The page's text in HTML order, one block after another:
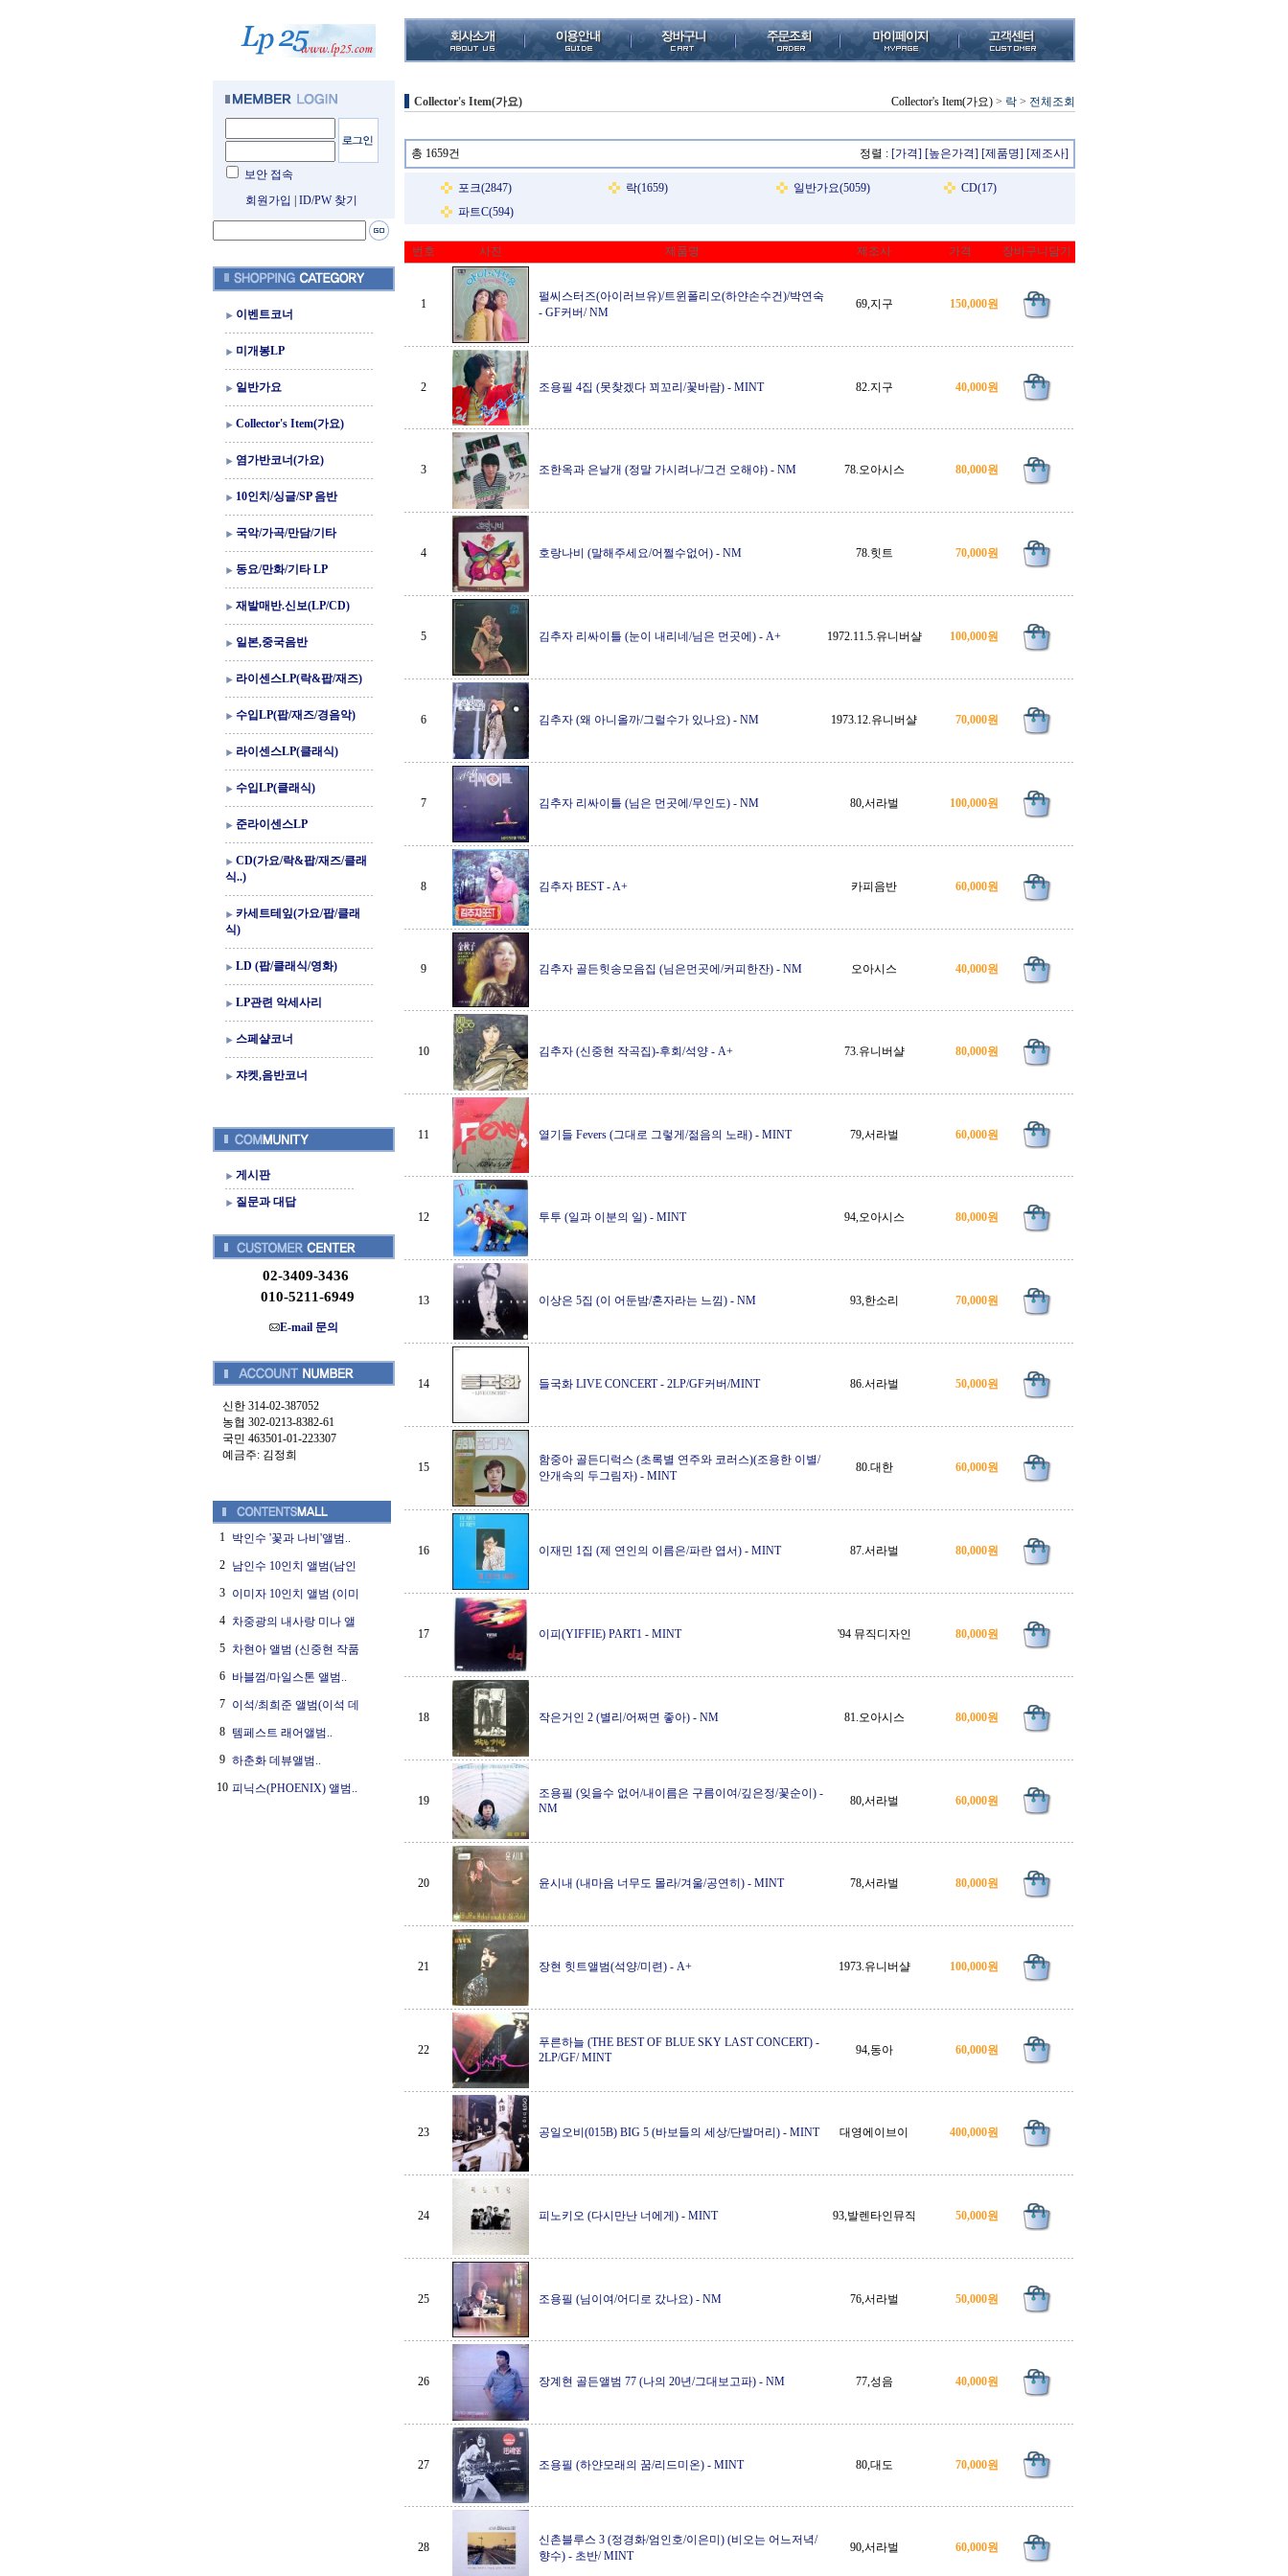
보안 접속
회원가입
ID/PW 찾기
이벤트코너
미개봉LP
일반가요
Collector's Item(가요)
염가반코너(가요)
10인치/싱글/SP 음반
국악/가곡/만담/기타
동요/만화/기타 LP
재발매반.신보(LP/CD)
일본,중국음반
라이센스LP(락&팝/재즈)
수입LP(팝/재즈/경음악)
라이센스LP(클래식)
수입LP(클래식)
준라이센스LP
CD(가요/락&팝/재즈/클래
식..)
카세트테잎(가요/팝/클래
식)
LD (팝/클래식/영화)
LP관련 악세사리
스페샬코너
쟈켓,음반코너
게시판
질문과 대답
02-3409-3436
010-5211-6949
E-mail 문의
신한 314-02-387052
농협 302-0213-8382-61
국민 463501-01-223307
예금주: 김정희
1 박인수 '꽃과 나비'앨범..
2 남인수 10인치 앨범(남인
3 이미자 10인치 앨범 (이미
4 차중광의 내사랑 미나 앨
5 차현아 앨범 (신중현 작품
6 바블껌/마일스톤 앨범..
7 이석/최희준 앨범(이석 데
8 템페스트 래어앨범..
9 하춘화 데뷰앨범..
10 피닉스(PHOENIX) 앨범..
Collector's Item(가요) Collector's Item(가요) > 락 > 전체조회
총 1659건 정렬 : [가격] [높은가격] [제품명] [제조사]
포크(2847) 락(1659) 일반가요(5059)
CD(17)
파트C(594)
번호 사진 제품명 제조사 가격 장바구니담기
1
펄씨스터즈(아이러브유)/트윈폴리오(하얀손수건)/박연숙
- GF커버/ NM
69,지구 150,000원
2 조용필 4집 (못찾겠다 꾀꼬리/꽃바람) - MINT 82.지구 40,000원
3 조한옥과 은날개 (정말 가시려나/그건 오해야) - NM 78.오아시스 80,000원
4 호랑나비 (말해주세요/어쩔수없어) - NM 78.힛트 70,000원
5 김추자 리싸이틀 (눈이 내리네/님은 먼곳에) - A+ 1972.11.5.유니버샬 100,000원
6 김추자 (왜 아니올까/그럴수가 있나요) - NM 1973.12.유니버샬 70,000원
7 김추자 리싸이틀 (님은 먼곳에/무인도) - NM 80,서라벌 100,000원
8 김추자 BEST-A+ 카피음반 60,000원
9 김추자 골든힛송모음집 (님은먼곳에/커피한잔) - NM 오아시스 40,000원
10 김추자 (신중현 작곡집)-후회/석양 - A+ 73.유니버샬 80,000원
11 열기들 Fevers (그대로 그렇게/젊음의 노래) - MINT 79,서라벌 60,000원
12 투투 (일과 이분의 일) - MINT 94,오아시스 80,000원
13 이상은 5집 (이 어둔밤/혼자라는 느낌) - NM 93,한소리 70,000원
14 들국화 LIVE CONCERT- 2LP/GF커버/MINT 86.서라벌 50,000원
15
함중아 골든디럭스 (초록별 연주와 코러스)(조용한 이별/
안개속의 두그림자) - MINT
80.대한 60,000원
16 이재민 1집 (제 연인의 이름은/파란 엽서) - MINT 87.서라벌 80,000원
17 이피(YIFFIE) PART1 - MINT '94 뮤직디자인 80,000원
18 작은거인 2 (별리/어쩌면 좋아) - NM 81.오아시스 80,000원
19
조용필 (잊을수 없어/내이름은 구름이여/깊은정/꽃순이) -
NM
80,서라벌 60,000원
20 윤시내 (내마음 너무도 몰라/겨울/공연히) - MINT 78,서라벌 80,000원
21 장현 힛트앨범(석양/미련) - A+ 1973.유니버샬 100,000원
22
푸른하늘 (THE BEST OF BLUE SKY LAST CONCERT) -
2LP/GF/ MINT
94,동아 60,000원
23 공일오비(015B) BIG 5 (바보들의 세상/단발머리) - MINT 대영에이브이 400,000원
24 피노키오 (다시만난 너에게) - MINT 93,발렌타인뮤직 50,000원
25 조용필 (님이여/어디로 갔나요) - NM 76,서라벌 50,000원
26 장계현 골든앨범 77 (나의 20년/그대보고파) - NM 77,성음 40,000원
27 조용필 (하얀모래의 꿈/리드미온) - MINT 80,대도 70,000원
28
신촌블루스 3 (정경화/엄인호/이은미) (비오는 어느저녁/
향수) - 초반/ MINT
90,서라벌 60,000원